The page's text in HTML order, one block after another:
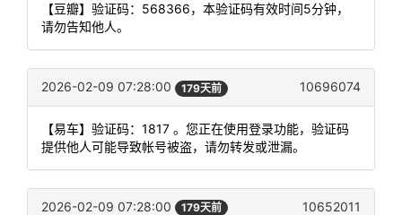
【豆瓣】验证码：568366，本验证码有效时间5分钟，
请勿告知他人。
2026-02-09 07:28:00 179天前 10696074
【易车】验证码：1817 。您正在使用登录功能，验证码
提供他人可能导致帐号被盗，请勿转发或泄漏。
2026-02-09 07:28:00 179天前 10652011